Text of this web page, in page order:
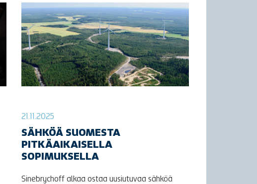
21.11.2025
SÄHKÖÄ SUOMESTA
PITKÄAIKAISELLA
SOPIMUKSELLA
Sinebrychoff alkaa ostaa uusiutuvaa sähköä